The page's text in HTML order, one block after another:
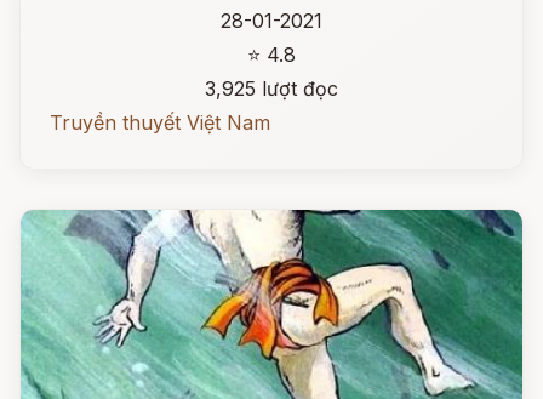
28-01-2021
⭐ 4.8
3,925 lượt đọc
Truyền thuyết Việt Nam